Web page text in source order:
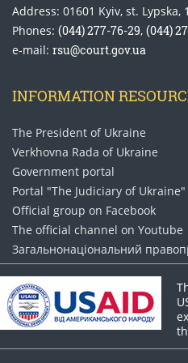
Address: 01601 Kyiv, st. Lypska,
Phones: (044) 277-76-29, (044)
e-mail: rsu@court.gov.ua
INFORMATION
The President of Ukraine
Verkhovna Rada of Ukraine
Government portal
Portal "The Judiciary of Ukraine"
Official group on Facebook
The official channel on Youtube
Загальнонаціональний